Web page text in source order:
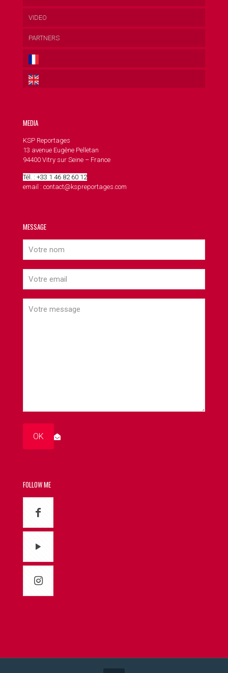
VIDEO
PARTNERS
MEDIA
KSP Reportages
13 avenue Eugène Pelletan
94400 Vitry sur Seine – France
Tél. : +33 1 46 82 60 12
email : contact@kspreportages.com
MESSAGE
FOLLOW ME